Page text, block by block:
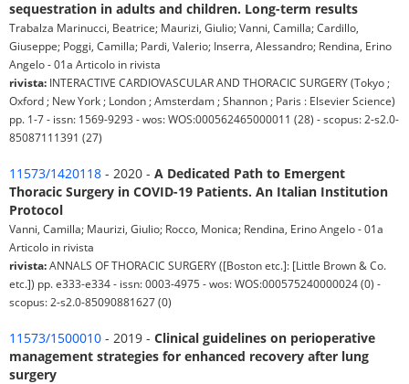
sequestration in adults and children. Long-term results
Trabalza Marinucci, Beatrice; Maurizi, Giulio; Vanni, Camilla; Cardillo,
Giuseppe; Poggi, Camilla; Pardi, Valerio; Inserra, Alessandro; Rendina, Erino
Angelo - 01a Articolo in rivista
rivista: INTERACTIVE CARDIOVASCULAR AND THORACIC SURGERY (Tokyo ;
Oxford ; New York ; London ; Amsterdam ; Shannon ; Paris : Elsevier Science)
pp. 1-7 - issn: 1569-9293 - wos: WOS:000562465000011 (28) - scopus: 2-s2.0-
85087111391 (27)
11573/1420118 - 2020 - A Dedicated Path to Emergent
Thoracic Surgery in COVID-19 Patients. An Italian Institution
Protocol
Vanni, Camilla; Maurizi, Giulio; Rocco, Monica; Rendina, Erino Angelo - 01a
Articolo in rivista
rivista:ANNALS OF THORACIC SURGERY ([Boston etc.]: [Little Brown & Co.
etc.]) pp. e333-e334 - issn: 0003-4975 - wos: WOS:000575240000024 (0) -
scopus: 2-s2.0-85090881627 (0)
11573/1500010 - 2019 - Clinical guidelines on perioperative
management strategies for enhanced recovery after lung
surgery